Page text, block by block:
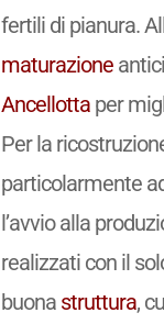
fertili di pianura.
maturazione
Ancellottaper
Per la
particolarmente
l’avvio alla
realizzati con il
buona struttura,